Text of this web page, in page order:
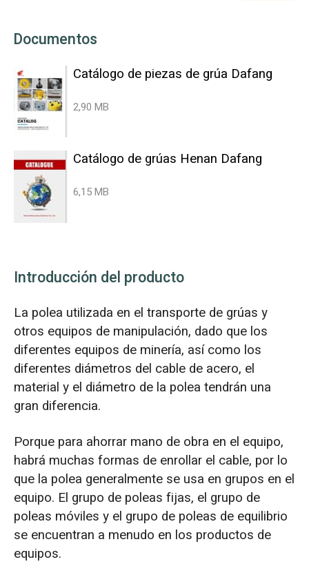
Documentos
Catálogo de piezas de grúa Dafang
2,90 MB
Catálogo de grúas Henan Dafang
6,15 MB
Introducción del producto
La polea utilizada en el transporte de grúas y
otros equipos de manipulación, dado que los
diferentes equipos de minería, así como los
diferentes diámetros del cable de acero, el
material y el diámetro de la polea tendrán una
gran diferencia.
Porque para ahorrar mano de obra en el equipo,
habrá muchas formas de enrollar el cable, por lo
que la polea generalmente se usa en grupos en el
equipo. El grupo de poleas fijas, el grupo de
poleas móviles y el grupo de poleas de equilibrio
se encuentran a menudo en los productos de
equipos.